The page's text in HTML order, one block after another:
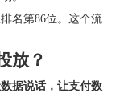
排名第86位。这个流
放？
据说话，让支付数